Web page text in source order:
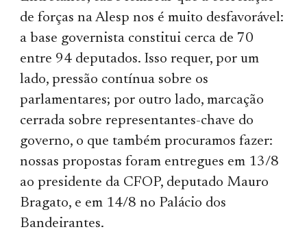
de forças na Alesp nos é muito desfavorável:
a base governista constitui cerca de 70
entre 94 deputados. Isso requer, por um
lado, pressão contínua sobre os
parlamentares; por outro lado, marcação
cerrada sobre representantes-chave do
governo, o que também procuramos fazer:
nossas propostas foram entregues em 13/8
ao presidente da CFOP, deputado Mauro
Bragato, e em 14/8 no Palácio dos
Bandeirantes.